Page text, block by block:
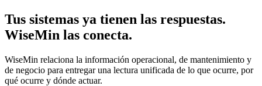
Tus sistemas ya tienen las respuestas.
WiseMin las conecta.
WiseMin relaciona la información operacional, de mantenimiento y
de negocio para entregar una lectura unificada de lo que ocurre, por
qué ocurre y dónde actuar.